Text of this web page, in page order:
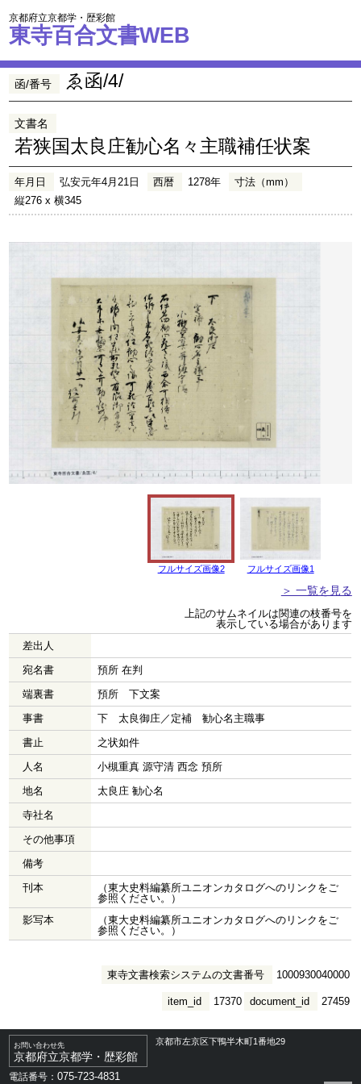
京都府立京都学・歴彩館
東寺百合文書WEB
函/番号 ゑ函/4/
文書名
若狭国太良庄勧心名々主職補任状案
年月日 弘安元年4月21日 西暦 1278年
寸法（mm）
縦276 x 横345
フルサイズ画像2 フルサイズ画像1
＞ 一覧を見る
上記のサムネイルは関連の枝番号を
表示している場合があります
差出人
宛名書
預所 在判
端裏書
預所 下文案
事書
下 太良御庄／定補 勧心名主職事
書止
之状如件
人名
小槻重真 源守清 西念 預所
地名
太良庄 勧心名
寺社名
その他事項
備考
刊本
（東大史料編纂所ユニオンカタログへのリンクをご
参照ください。）
影写本
（東大史料編纂所ユニオンカタログへのリンクをご
参照ください。）
東寺文書検索システムの文書番号 1000930040000
document_id 27459
item_id 17370
お問い合わせ先
京都府立京都学・歴彩館
京都市左京区下鴨半木町1番地29
電話番号：075-723-4831